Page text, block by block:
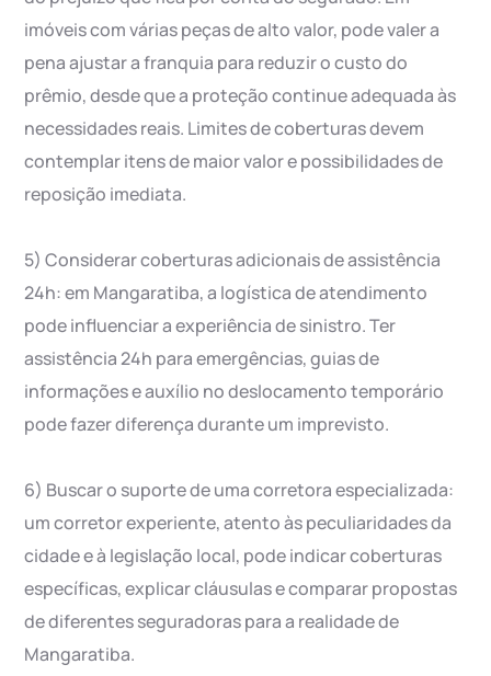
imóveis com várias peças de alto valor, pode valer a
pena ajustar a franquia para reduzir o custo do
prêmio, desde que a proteção continue adequada às
necessidades reais. Limites de coberturas devem
contemplar itens de maior valor e possibilidades de
reposição imediata.
5) Considerar coberturas adicionais de assistência
24h: em Mangaratiba, a logística de atendimento
pode influenciar a experiência de sinistro. Ter
assistência 24h para emergências, guias de
informações e auxílio no deslocamento temporário
pode fazer diferença durante um imprevisto.
6) Buscar o suporte de uma corretora especializada:
um corretor experiente, atento às peculiaridades da
cidade e à legislação local, pode indicar coberturas
específicas, explicar cláusulas e comparar propostas
de diferentes seguradoras para a realidade de
Mangaratiba.